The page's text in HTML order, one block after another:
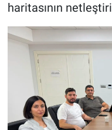
haritasının